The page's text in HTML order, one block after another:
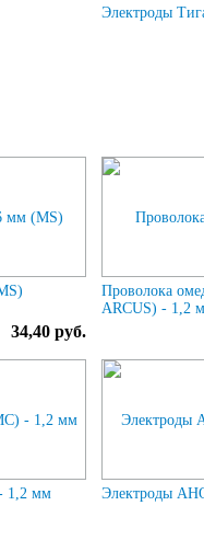
Электроды
34,40 руб.
Проволока
ARCUS) - 1,2
1,2 мм
Электроды